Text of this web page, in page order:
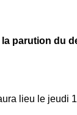
la parution du
lieu le jeudi